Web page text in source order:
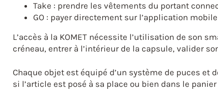
Take : prendre les vêtements du portant
GO : payer directement sur l’application
L’accès à la KOMET nécessite l’utilisation de son
créneau, entrer à l’intérieur de la capsule, valider
Chaque objet est équipé d’un système de puces et
si l’article est posé à sa place ou bien dans le